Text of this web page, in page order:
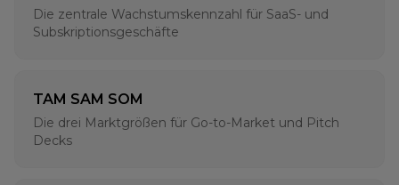
Die zentrale Wachstumskennzahl für SaaS- und
Subskriptionsgeschäfte
TAM SAM SOM
Die drei Marktgrößen für Go-to-Market und Pitch
Decks